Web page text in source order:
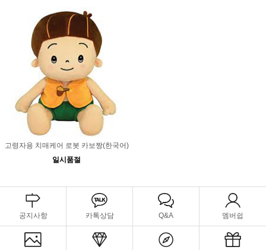
고령자용 치매케어 로봇 카보짱(한국어)
일시품절
공지사항 카톡상담 Q&A 멤버쉽